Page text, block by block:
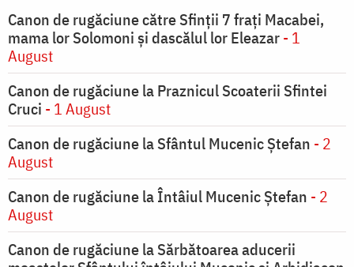
Canon de rugăciune către Sfinţii 7 fraţi Macabei,
mama lor Solomoni şi dascălul lor Eleazar- 1
August
Canon de rugăciune la Praznicul Scoaterii Sfintei
Cruci - 1 August
Canon de rugăciune la Sfântul Mucenic Ștefan - 2
August
Canon de rugăciune la Întâiul Mucenic Ștefan - 2
August
Canon de rugăciune la Sărbătoarea aducerii